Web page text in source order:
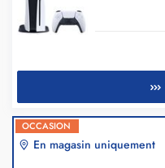
OCCASION
En magasin uniquement